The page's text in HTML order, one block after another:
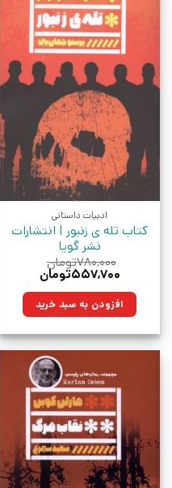
ادبیات داستانی
کتاب تله ی زنبور | انتشارات
نشر گویا
۷۸۰,۰۰۰تومان
قیمت
۷۸۰,۰۰۰تومان
بود.
۵۵۷,۷۰۰تومان
۵۵۷,۷۰۰تومان.افزودن به سبد خرید